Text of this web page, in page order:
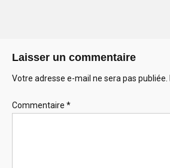
Laisser un commentaire
Votre adresse e-mail ne sera pas publiée.
Commentaire *